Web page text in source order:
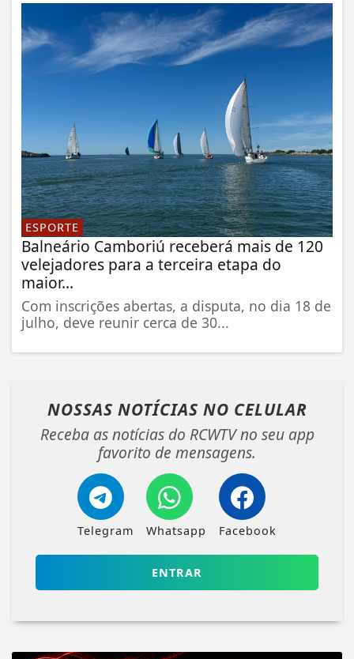
ESPORTE
Balneário Camboriú receberá mais de 120
velejadores para a terceira etapa do
maior...
Com inscrições abertas, a disputa, no dia 18 de
julho, deve reunir cerca de 30...
NOSSAS NOTÍCIAS NO CELULAR
Receba as notícias do RCWTV no seu app
favorito de mensagens.
Telegram Whatsapp Facebook
ENTRAR